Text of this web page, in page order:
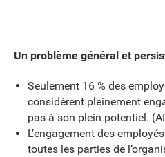
Un problème général et
Seulement 16 % des
considèrent pleinement
pas à son plein potentiel.
L’engagement des
toutes les parties de